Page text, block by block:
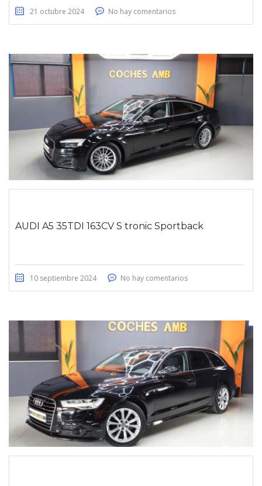
21 octubre 2024 No hay comentarios
AUDI A5 35TDI 163CV S tronic Sportback
10 septiembre 2024 No hay comentarios